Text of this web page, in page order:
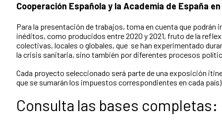
Cooperación Española y la Academia de España en
Para la presentación de trabajos, toma en cuenta que
inéditos, como producidos entre 2020 y 2021, fruto de la
colectivas, locales o globales, que se han experimentado
la crisis sanitaria, sino también por diferentes procesos
Cada proyecto seleccionado será parte de una exposición
que se sumarán los impuestos correspondientes en cada
Consulta las bases completas: